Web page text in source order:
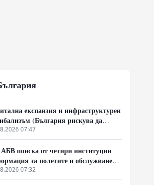
експанзия и инфраструктурен
(България рискува да
дигиталната трансформация на
с екологична катастрофа!)
07:47
поиска от четири институции
за полетите и обслужването
военни самолети у нас
07:32